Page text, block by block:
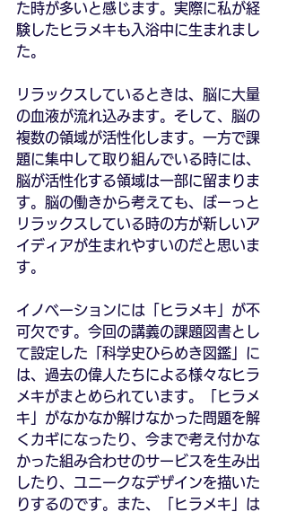
た時が多いと感じます。実際に私が経
験したヒラメキも入浴中に生まれまし
た。
リラックスしているときは、脳に大量
の血液が流れ込みます。そして、脳の
複数の領域が活性化します。一方で課
題に集中して取り組んでいる時には、
脳が活性化する領域は一部に留まりま
す。脳の働きから考えても、ぼーっと
リラックスしている時の方が新しいア
イディアが生まれやすいのだと思いま
す。
イノベーションには「ヒラメキ」が不
可欠です。今回の講義の課題図書とし
て設定した「科学史ひらめき図鑑」に
は、過去の偉人たちによる様々なヒラ
メキがまとめられています。「ヒラメ
キ」がなかなか解けなかった問題を解
くカギになったり、今まで考え付かな
かった組み合わせのサービスを生み出
したり、ユニークなデザインを描いた
りするのです。また、「ヒラメキ」は